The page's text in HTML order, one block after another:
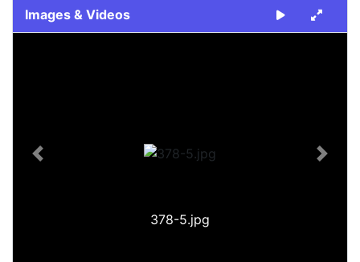
Images & Videos
378-5.jpg
Previous Next